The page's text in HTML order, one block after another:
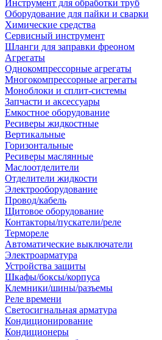
Инструмент для обработки труб
Оборудование для пайки и сварки
Химические средства
Сервисный инструмент
Шланги для заправки фреоном
Агрегаты
Однокомпрессорные агрегаты
Многокомпрессорные агрегаты
Моноблоки и сплит-системы
Запчасти и аксессуары
Емкостное оборудование
Ресиверы жидкостные
Вертикальные
Горизонтальные
Ресиверы маслянные
Маслоотделители
Отделители жидкости
Электрооборудование
Провод/кабель
Щитовое оборудование
Контакторы/пускатели/реле
Термореле
Автоматические выключатели
Электроарматура
Устройства защиты
Шкафы/боксы/корпуса
Клемники/шины/разъемы
Реле времени
Светосигнальная арматура
Кондиционирование
Кондиционеры